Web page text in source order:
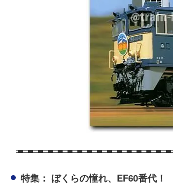
特集： ぼくらの憧れ、EF60番代！